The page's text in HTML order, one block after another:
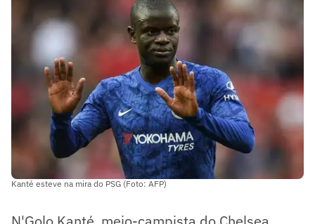
Kanté esteve na mira do PSG (Foto: AFP)